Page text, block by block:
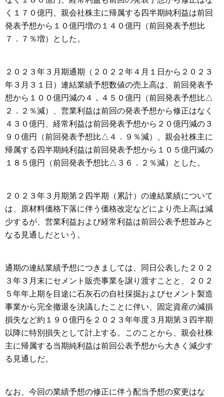
く１７０億円、親会社株主に帰属する四半期純利益は前回
発表予想から１０億円増の１４０億円（前回発表予想比
７．７％増）とした。
２０２３年３月期通期（２０２２年４月１日から２０２３
年３月３１日）連結業績予想数値の売上高は、前回発表予
想から１００億円減の４，４５０億円（前回発表予想比△
２．２％減）、営業利益は前回の発表予想から修正はなく
４３０億円、経常利益は前回発表予想から２０億円減の３
９０億円（前回発表予想比△４．９％減）、親会社株主に
帰属する四半期純利益は前回発表予想から１０５億円減の
１８５億円（前回発表予想比△３６．２％減）とした。
２０２３年３月期第２四半期（累計）の連結業績について
は、原材料価格下落に伴う価格改定などにより売上高は減
少するが、営業利益および経常利益は前回公表予想並みと
なる見通しだという。
通期の連結業績予想につきましては、同日公表した２０２
３年３月末にセメント販売事業を譲り渡すことと、２０２
５年年上期を目途に石灰石の自社採掘およびセメント製造
事業から完全撤退を決議したことに伴い、固定資産の減損
損失など約１９０億円を２０２３年年度３月期第３四半期
以降に特別損失として計上する。このことから、親会社株
主に帰属する当期純利益は前回公表予想から大きく減少す
る見通しだ。
なお、今回の業績予想の修正に伴う配当予想の変更はな